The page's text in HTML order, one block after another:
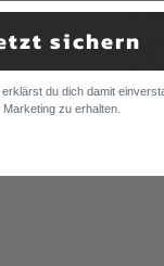
sichern
erklärst du dich damit
Marketing zu erhalten.